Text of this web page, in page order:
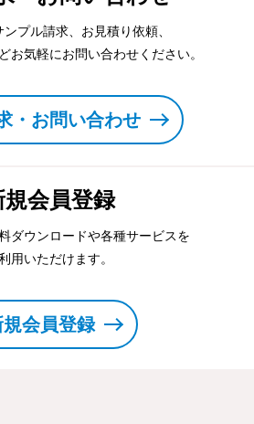
プル請求、お見積り依頼、
お気軽にお問い合わせください。
・お問い合わせ
規会員登録
ダウンロードや各種サービスを
用いただけます。
規会員登録